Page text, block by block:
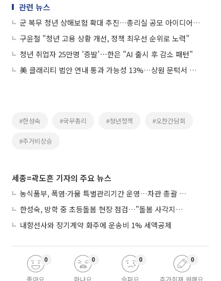
관련 뉴스
군 복무 청년 상해보험 확대 추진…총리실 공모 아이디어 정책화
구윤철 "청년 고용 상황 개선, 정책 최우선 순위로 노력"
청년 취업자 25만명 '증발'⋯한은 "AI 출시 후 감소 패턴"
美 클래리티 법안 연내 통과 가능성 13%…상원 문턱서 제동
#한성숙 #국무총리 #청년정책 #오찬간담회
#주거비상승
세종=곽도흔 기자의 주요 뉴스
농식품부, 폭염·가뭄 특별관리기간 운영…차관 총괄 대응체계 격상
한성숙, 방학 중 초등돌봄 현장 점검…"돌봄 사각지대 없애야"
내항선사와 장기계약 화주에 운송비 1% 세액공제
좋아요
0
화나요
0
슬퍼요
0
추가취재 원해요
0